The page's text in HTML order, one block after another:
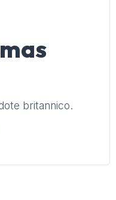
britannico.